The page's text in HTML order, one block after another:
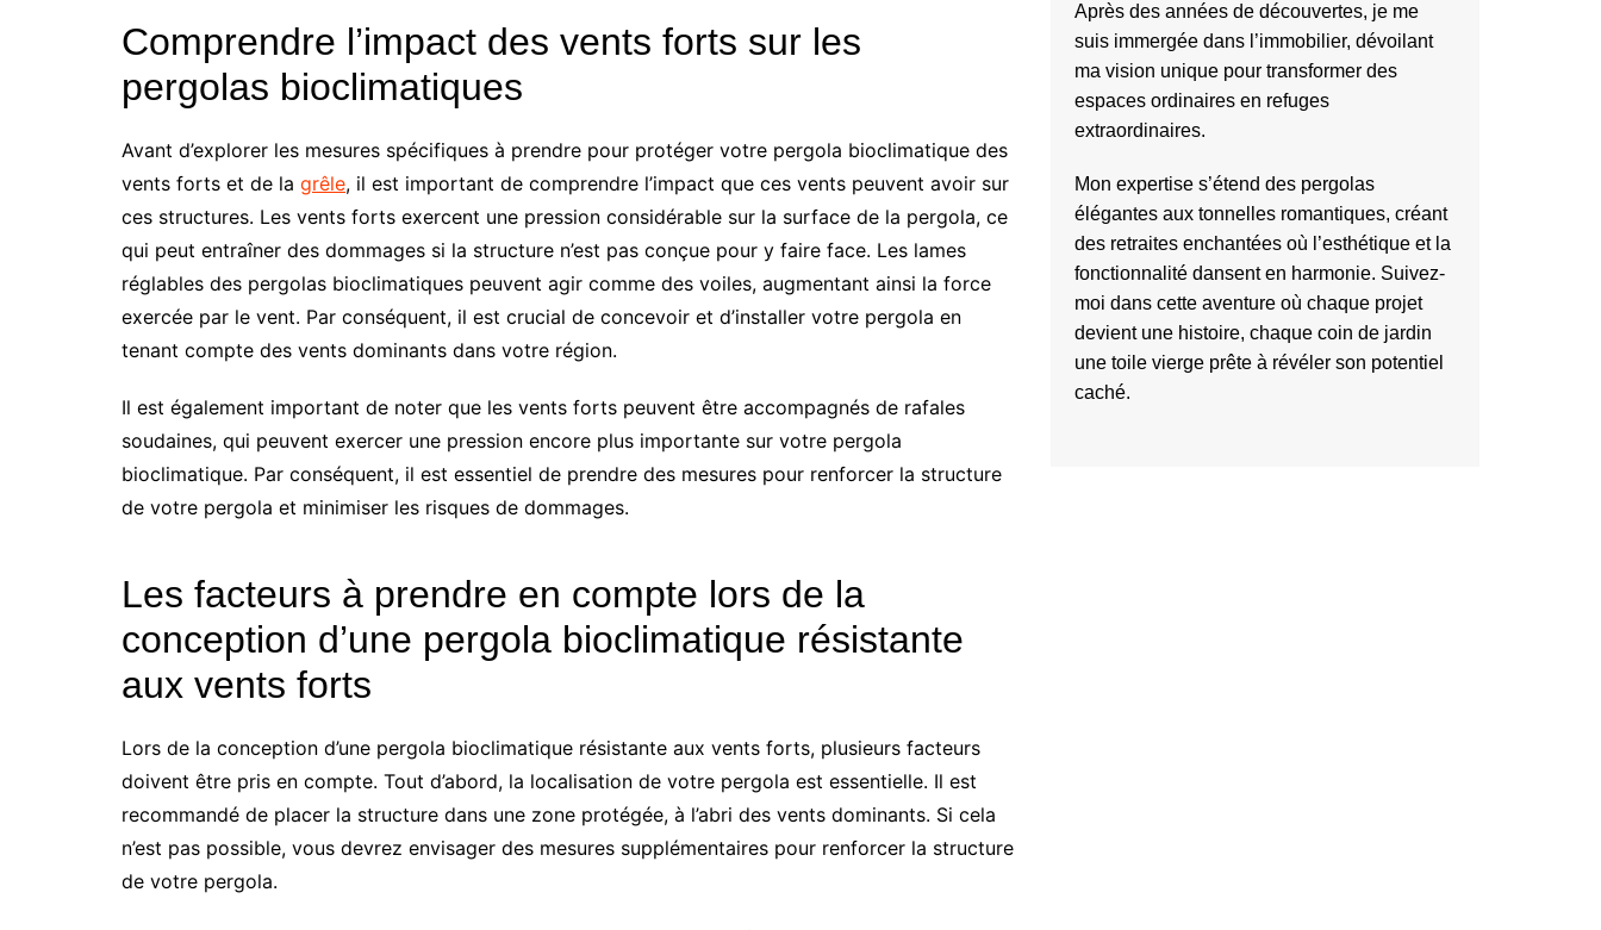
Comprendre l’impact des vents forts sur les
pergolas bioclimatiques
Avant d’explorer les mesures spécifiques à prendre pour protéger votre pergola bioclimatique des
vents forts et de la grêle, il est important de comprendre l’impact que ces vents peuvent avoir sur
ces structures. Les vents forts exercent une pression considérable sur la surface de la pergola, ce
qui peut entraîner des dommages si la structure n’est pas conçue pour y faire face. Les lames
réglables des pergolas bioclimatiques peuvent agir comme des voiles, augmentant ainsi la force
exercée par le vent. Par conséquent, il est crucial de concevoir et d’installer votre pergola en
tenant compte des vents dominants dans votre région.
Il est également important de noter que les vents forts peuvent être accompagnés de rafales
soudaines, qui peuvent exercer une pression encore plus importante sur votre pergola
bioclimatique. Par conséquent, il est essentiel de prendre des mesures pour renforcer la structure
de votre pergola et minimiser les risques de dommages.
Les facteurs à prendre en compte lors de la
conception d’une pergola bioclimatique résistante
aux vents forts
Lors de la conception d’une pergola bioclimatique résistante aux vents forts, plusieurs facteurs
doivent être pris en compte. Tout d’abord, la localisation de votre pergola est essentielle. Il est
recommandé de placer la structure dans une zone protégée, à l’abri des vents dominants. Si cela
n’est pas possible, vous devrez envisager des mesures supplémentaires pour renforcer la structure
de votre pergola.
Après des années de découvertes, je me
suis immergée dans l’immobilier, dévoilant
ma vision unique pour transformer des
espaces ordinaires en refuges
extraordinaires.
Mon expertise s’étend des pergolas
élégantes aux tonnelles romantiques, créant
des retraites enchantées où l’esthétique et la
fonctionnalité dansent en harmonie. Suivez-
moi dans cette aventure où chaque projet
devient une histoire, chaque coin de jardin
une toile vierge prête à révéler son potentiel
caché.